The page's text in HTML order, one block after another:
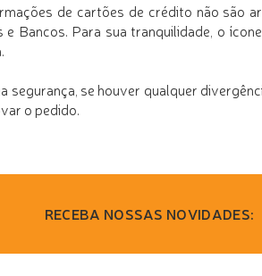
de cartões de crédito não são
e Bancos. Para sua tranquilidade, o
segurança, se houver qualquer
o pedido.
RECEBA NOSSAS NOVIDADES: